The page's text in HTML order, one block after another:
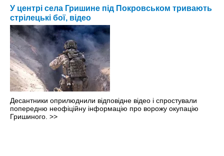
У центрі села Гришине під Покровськом тривають
стрілецькі бої, відео
Десантники оприлюднили відповідне відео і спростували
попередню неофіційну інформацію про ворожу окупацію
Гришиного. >>